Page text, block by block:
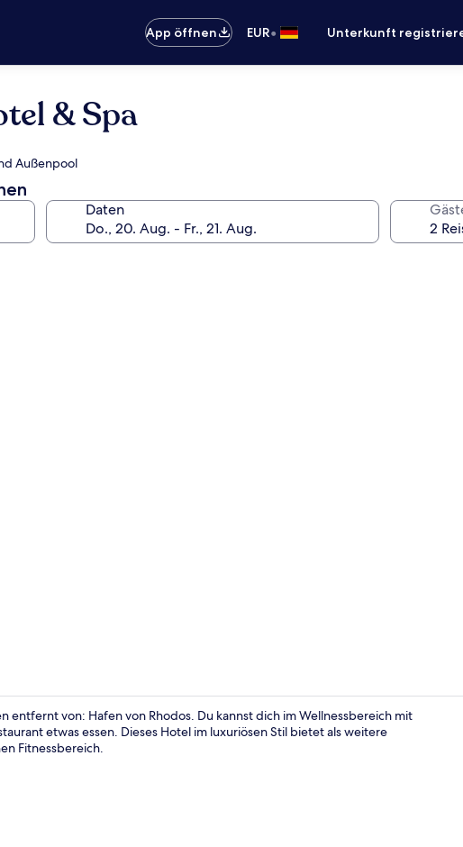
App öffnen EUR• Unterkunft
& Spa
Außenpool
Daten
entfernt von: Hafen von Rhodos. Du kannst dich im Wellnessbereich mit
etwas essen. Dieses Hotel im luxuriösen Stil bietet als weitere
Fitnessbereich.